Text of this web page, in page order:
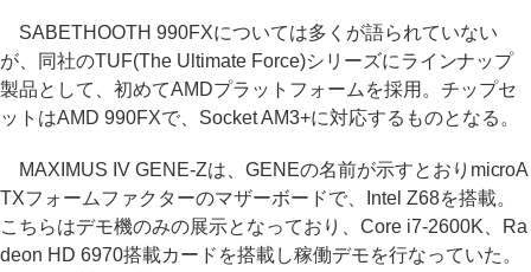
SABETHOOTH 990FXについては多くが語られていない
が、同社のTUF(The Ultimate Force)シリーズにラインナップ
製品として、初めてAMDプラットフォームを採用。チップセ
ットはAMD 990FXで、Socket AM3+に対応するものとなる。
MAXIMUS IV GENE-Zは、GENEの名前が示すとおりmicroA
TXフォームファクターのマザーボードで、Intel Z68を搭載。
こちらはデモ機のみの展示となっており、Core i7-2600K、Ra
deon HD 6970搭載カードを搭載し稼働デモを行なっていた。